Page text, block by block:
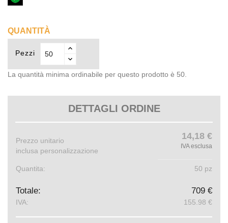
QUANTITÀ
Pezzi
La quantità minima ordinabile per questo prodotto è 50.
DETTAGLI ORDINE
Prezzo unitario
inclusa personalizzazione
14,18 €
IVA esclusa
Quantita: 50 pz
Totale: 709 €
IVA: 155.98 €